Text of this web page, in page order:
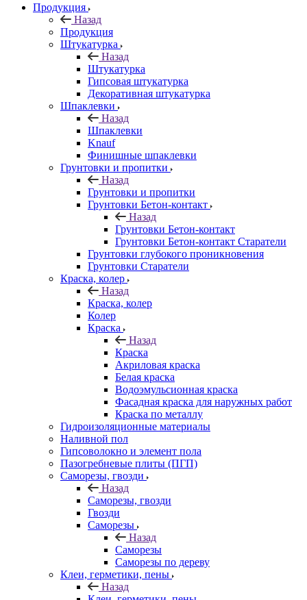
Продукция
Назад
Продукция
Штукатурка
Назад
Штукатурка
Гипсовая штукатурка
Декоративная штукатурка
Шпаклевки
Назад
Шпаклевки
Knauf
Финишные шпаклевки
Грунтовки и пропитки
Назад
Грунтовки и пропитки
Грунтовки Бетон-контакт
Назад
Грунтовки Бетон-контакт
Грунтовки Бетон-контакт Старатели
Грунтовки глубокого проникновения
Грунтовки Старатели
Краска, колер
Назад
Краска, колер
Колер
Краска
Назад
Краска
Акриловая краска
Белая краска
Водоэмульсионная краска
Фасадная краска для наружных работ
Краска по металлу
Гидроизоляционные материалы
Наливной пол
Гипсоволокно и элемент пола
Пазогребневые плиты (ПГП)
Саморезы, гвозди
Назад
Саморезы, гвозди
Гвозди
Саморезы
Назад
Саморезы
Саморезы по дереву
Клеи, герметики, пены
Назад